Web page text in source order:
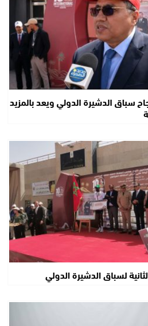
سباق الدشيرة الدولي ويعد بالمزيد
لسباق الدشيرة الدولي